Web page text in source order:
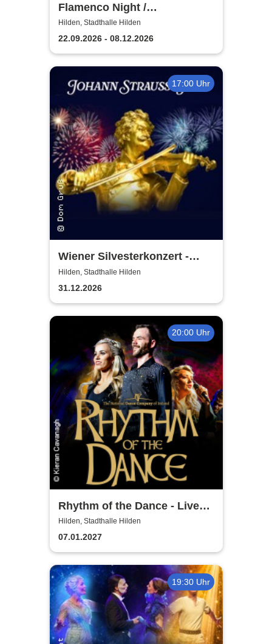
Flamenco Night /
Flamencomanía Tour 26/27 -
Deutschlands größte
Flamenco-Tournee
Hilden, Stadthalle Hilden
22.09.2026 - 08.12.2026
17:00 Uhr
Wiener Silvesterkonzert -
Wiener Neujahrskonzert
Hilden, Stadthalle Hilden
31.12.2026
20:00 Uhr
Rhythm of the Dance - Live
2027
Hilden, Stadthalle Hilden
07.01.2027
19:30 Uhr